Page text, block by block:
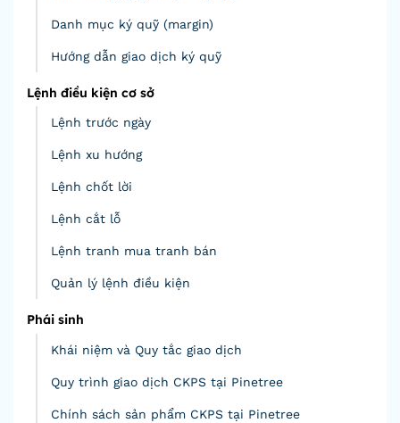
Danh mục ký quỹ (margin)
Hướng dẫn giao dịch ký quỹ
Lệnh điều kiện cơ sở
Lệnh trước ngày
Lệnh xu hướng
Lệnh chốt lời
Lệnh cắt lỗ
Lệnh tranh mua tranh bán
Quản lý lệnh điều kiện
Phái sinh
Khái niệm và Quy tắc giao dịch
Quy trình giao dịch CKPS tại Pinetree
Chính sách sản phẩm CKPS tại Pinetree